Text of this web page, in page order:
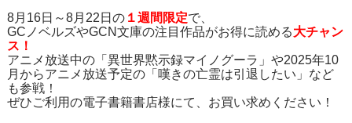
8月16日～8月22日の１週間限定で、
GCノベルズやGCN文庫の注目作品がお得に読める大チャン
ス！
アニメ放送中の「異世界黙示録マイノグーラ」や2025年10
月からアニメ放送予定の「嘆きの亡霊は引退したい」など
も参戦！
ぜひご利用の電子書籍書店様にて、お買い求めください！